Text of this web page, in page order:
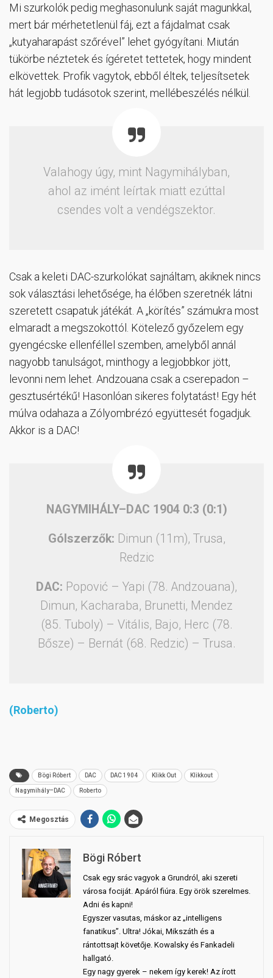
Mi szurkolók pedig meghasonulunk saját magunkkal,
mert bár mérhetetlenül fáj, ezt a fájdalmat csak
„kutyaharapást szőrével” lehet gyógyítani. Miután
tükörbe néztetek és ígéretet tettetek, hogy mindent
elkövettek. Profik vagytok, ebből éltek, teljesítsetek
hát legjobb tudásotok szerint, mellébeszélés nélkül.
Valahogy úgy, mint Nagymihályban,
ahol az imént leírtak miatt ezúttal
csendes volt a vendégszektor.
Csak a keleti DAC-szurkolókat sajnáltam, akiknek nincs
sok választási lehetősége, ha élőben szeretnék látni
szeretett csapatuk játékát. A „körítés” számukra most
elmaradt a megszokottól. Kötelező győzelem egy
gyengécske ellenféllel szemben, amelyből annál
nagyobb tanulságot, minthogy a legjobbkor jött,
levonni nem lehet. Andzouana csak a cserepadon –
gesztusértékű! Hasonlóan sikeres folytatást! Egy hét
múlva odahaza a Zólyombrézó együttesét fogadjuk.
Akkor is a DAC!
NAGYMIHÁLY–DAC 1904 0:3 (0:1)
Gólszerzők: Dimun (11m), Trusa,
Redzic
DAC: Popović – Yapi (78. Andzouana),
Dimun, Kacharaba, Brunetti, Mendez
(85. Tuboly) – Vitális, Bajo, Herc (78.
Bősze) – Bernát (68. Redzic) – Trusa.
(Roberto)
Bögi Róbert DAC DAC 1904 Klikk Out Klikkout
Nagymihály–DAC Roberto
Megosztás
Bögi Róbert
Csak egy srác vagyok a Grundról, aki szereti
városa fociját. Apáról fiúra. Egy örök szerelmes.
Adni és kapni!
Egyszer vasutas, máskor az „intelligens
fanatikus”. Ultra! Jókai, Mikszáth és a
rántottsajt követője. Kowalsky és Fankadeli
hallgató.
Egy nagy gyerek – nekem így kerek! Az írott